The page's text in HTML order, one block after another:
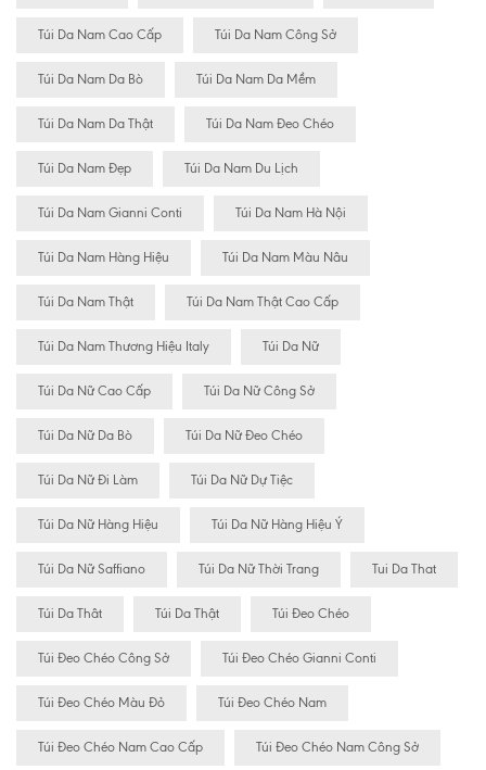
Túi Da Nam Cao Cấp Túi Da Nam Công Sở
Túi Da Nam Da Bò Túi Da Nam Da Mềm
Túi Da Nam Da Thật Túi Da Nam Đeo Chéo
Túi Da Nam Đẹp Túi Da Nam Du Lịch
Túi Da Nam Gianni Conti Túi Da Nam Hà Nội
Túi Da Nam Hàng Hiệu Túi Da Nam Màu Nâu
Túi Da Nam Thật Túi Da Nam Thật Cao Cấp
Túi Da Nam Thương Hiệu Italy Túi Da Nữ
Túi Da Nữ Cao Cấp Túi Da Nữ Công Sở
Túi Da Nữ Da Bò Túi Da Nữ Đeo Chéo
Túi Da Nữ Đi Làm Túi Da Nữ Dự Tiệc
Túi Da Nữ Hàng Hiệu Túi Da Nữ Hàng Hiệu Ý
Túi Da Nữ Saffiano Túi Da Nữ Thời Trang Tui Da That
Túi Da Thât Túi Da Thật Túi Đeo Chéo
Túi Đeo Chéo Công Sở Túi Đeo Chéo Gianni Conti
Túi Đeo Chéo Màu Đỏ Túi Đeo Chéo Nam
Túi Đeo Chéo Nam Cao Cấp Túi Đeo Chéo Nam Công Sở